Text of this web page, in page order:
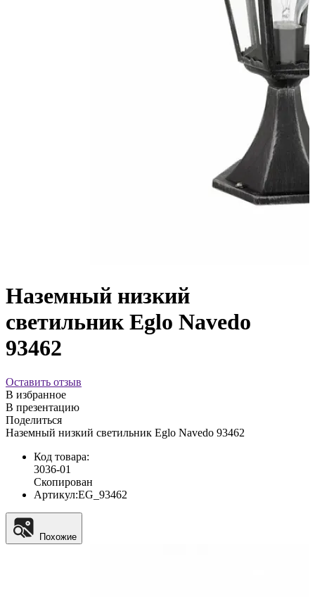
Наземный низкий
светильник Eglo Navedo
93462
Оставить отзыв
В избранное
В презентацию
Поделиться
Наземный низкий светильник Eglo Navedo 93462
Код товара:
3036-01
Скопирован
Артикул:EG_93462
Похожие